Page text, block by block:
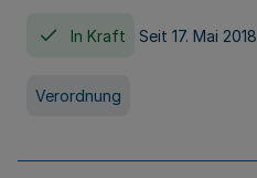
In Kraft Seit 17. Mai 2018
Verordnung